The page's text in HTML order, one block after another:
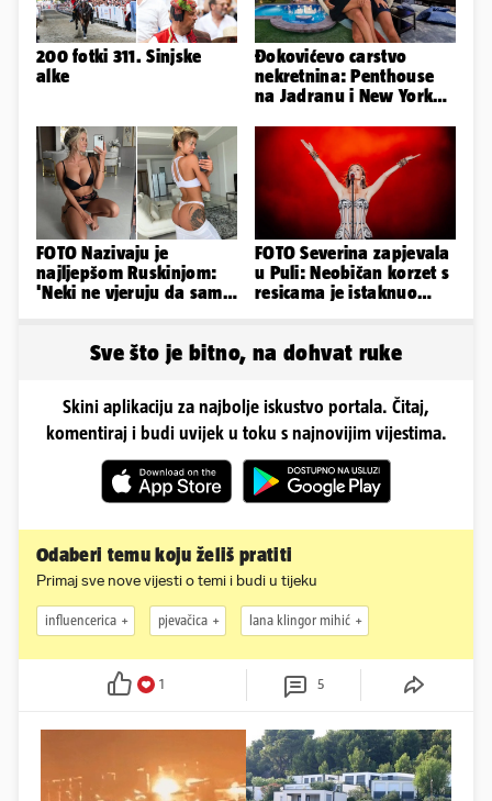
200 fotki 311. Sinjske
alke
Đokovićevo carstvo
nekretnina: Penthouse
na Jadranu i New Yorku,
FOTO Nazivaju je
najljepšom Ruskinjom:
'Neki ne vjeruju da sam
FOTO Severina zapjevala
u Puli: Neobičan korzet s
resicama je istaknuo
Sve što je bitno, na dohvat ruke
Skini aplikaciju za najbolje iskustvo portala. Čitaj,
komentiraj i budi uvijek u toku s najnovijim vijestima.
Odaberi temu koju želiš pratiti
Primaj sve nove vijesti o temi i budi u tijeku
influencerica pjevačica lana klingor mihić
1 5